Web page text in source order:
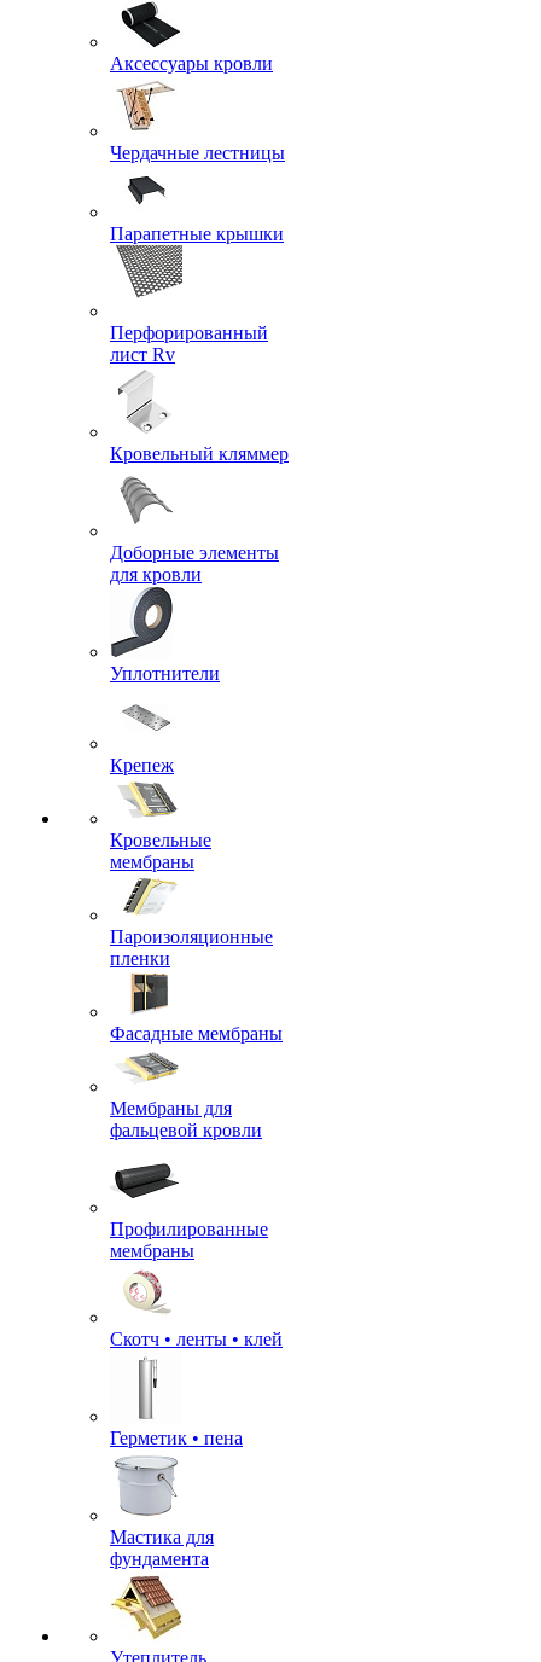
Аксессуары кровли
Чердачные лестницы
Парапетные крышки
Перфорированный
лист Rv
Кровельный кляммер
Доборные элементы
для кровли
Уплотнители
Крепеж
Кровельные
мембраны
Пароизоляционные
пленки
Фасадные мембраны
Мембраны для
фальцевой кровли
Профилированные
мембраны
Скотч • ленты • клей
Герметик • пена
Мастика для
фундамента
Утеплитель